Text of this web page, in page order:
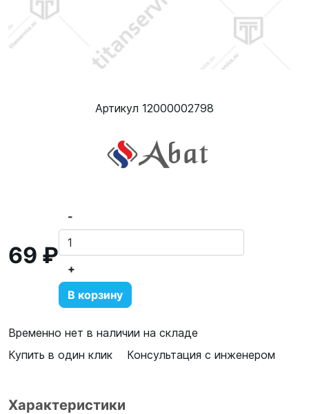
Артикул 12000002798
69 ₽
-
+
В корзину
Временно нет в наличии на складе
Купить в один клик
Консультация с инженером
Характеристики